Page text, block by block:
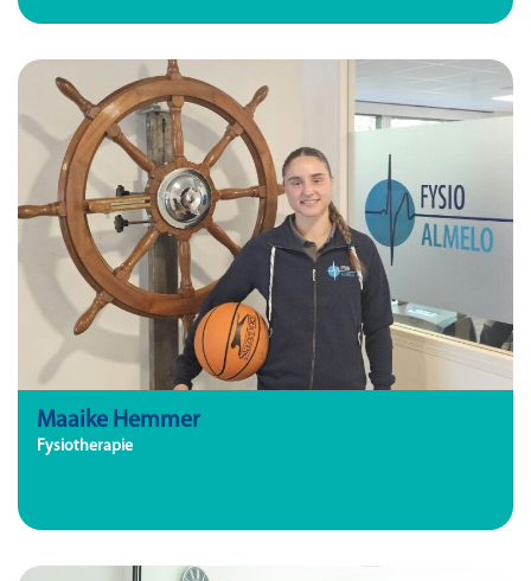
Maaike Hemmer
Fysiotherapie